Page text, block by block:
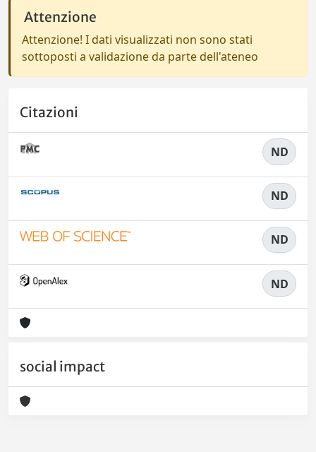
Attenzione
Attenzione! I dati visualizzati non sono stati
sottoposti a validazione da parte dell'ateneo
Citazioni
ND
ND
ND
ND
social impact